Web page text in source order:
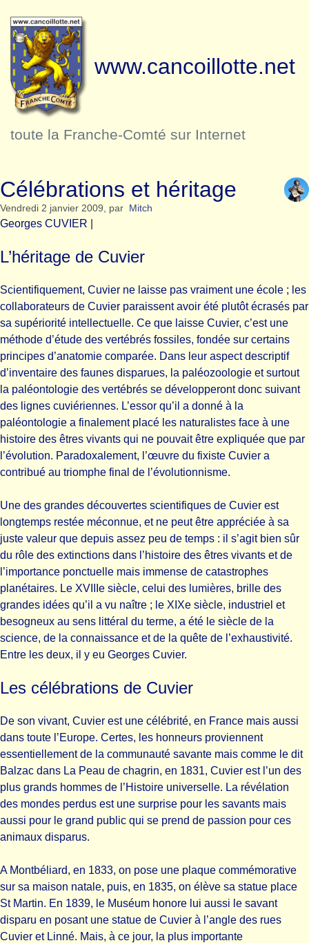
www.cancoillotte.net
toute la Franche-Comté sur Internet
Célébrations et héritage
Vendredi 2 janvier 2009, par Mitch
Georges CUVIER
L’héritage de Cuvier
Scientifiquement, Cuvier ne laisse pas vraiment une école ; les
collaborateurs de Cuvier paraissent avoir été plutôt écrasés par
sa supériorité intellectuelle. Ce que laisse Cuvier, c’est une
méthode d’étude des vertébrés fossiles, fondée sur certains
principes d’anatomie comparée. Dans leur aspect descriptif
d’inventaire des faunes disparues, la paléozoologie et surtout
la paléontologie des vertébrés se développeront donc suivant
des lignes cuviériennes. L’essor qu’il a donné à la
paléontologie a finalement placé les naturalistes face à une
histoire des êtres vivants qui ne pouvait être expliquée que par
l’évolution. Paradoxalement, l’œuvre du fixiste Cuvier a
contribué au triomphe final de l’évolutionnisme.
Une des grandes découvertes scientifiques de Cuvier est
longtemps restée méconnue, et ne peut être appréciée à sa
juste valeur que depuis assez peu de temps : il s’agit bien sûr
du rôle des extinctions dans l’histoire des êtres vivants et de
l’importance ponctuelle mais immense de catastrophes
planétaires. Le XVIIIe siècle, celui des lumières, brille des
grandes idées qu’il a vu naître ; le XIXe siècle, industriel et
besogneux au sens littéral du terme, a été le siècle de la
science, de la connaissance et de la quête de l’exhaustivité.
Entre les deux, il y eu Georges Cuvier.
Les célébrations de Cuvier
De son vivant, Cuvier est une célébrité, en France mais aussi
dans toute l’Europe. Certes, les honneurs proviennent
essentiellement de la communauté savante mais comme le dit
Balzac dans La Peau de chagrin, en 1831, Cuvier est l’un des
plus grands hommes de l’Histoire universelle. La révélation
des mondes perdus est une surprise pour les savants mais
aussi pour le grand public qui se prend de passion pour ces
animaux disparus.
A Montbéliard, en 1833, on pose une plaque commémorative
sur sa maison natale, puis, en 1835, on élève sa statue place
St Martin. En 1839, le Muséum honore lui aussi le savant
disparu en posant une statue de Cuvier à l’angle des rues
Cuvier et Linné. Mais, à ce jour, la plus importante